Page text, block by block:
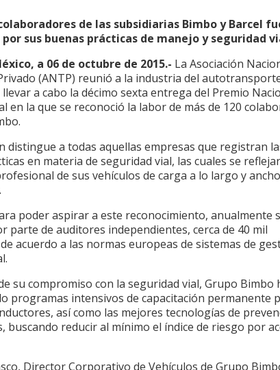
de las subsidiarias Bimbo y Barcel
por sus buenas prácticas de manejo y seguridad
a 06 de octubre de 2015.- La Asociación
(ANTP) reunió a la industria del
a cabo la décimo sexta entrega del Premio
en la que se reconoció la labor de más de 120
distingue a todas aquellas empresas que registran
en materia de seguridad vial, las cuales se
de sus vehículos de carga a lo largo y
poder aspirar a este reconocimiento, anualmente
parte de auditores independientes, cerca de 40 mil
acuerdo a las normas europeas de sistemas de
su compromiso con la seguridad vial, Grupo Bimbo
programas intensivos de capacitación permanente
así como las mejores tecnologías de
buscando reducir al mínimo el índice de riesgo por
Director Corporativo de Vehículos de Grupo